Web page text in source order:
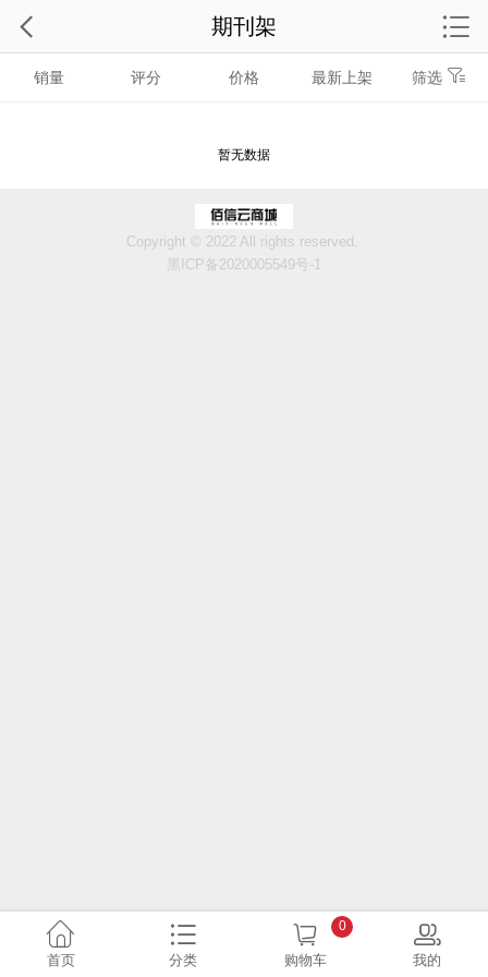
销量 评分 价格 最新上架 筛选
暂无数据
期刊架
Copyright © 2022 All rights reserved.
黑ICP备2020005549号-1
首页 分类 购物车
0
我的